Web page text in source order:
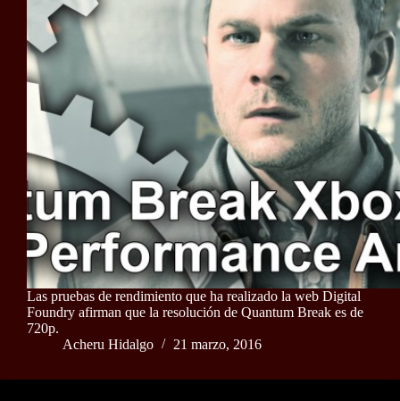
Las pruebas de rendimiento que ha realizado la web Digital
Foundry afirman que la resolución de Quantum Break es de
720p.
Acheru Hidalgo
21 marzo, 2016